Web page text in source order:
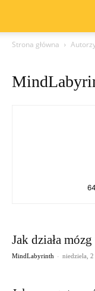
Strona główna
Jak działa
MindLabyrinth - niedziela,